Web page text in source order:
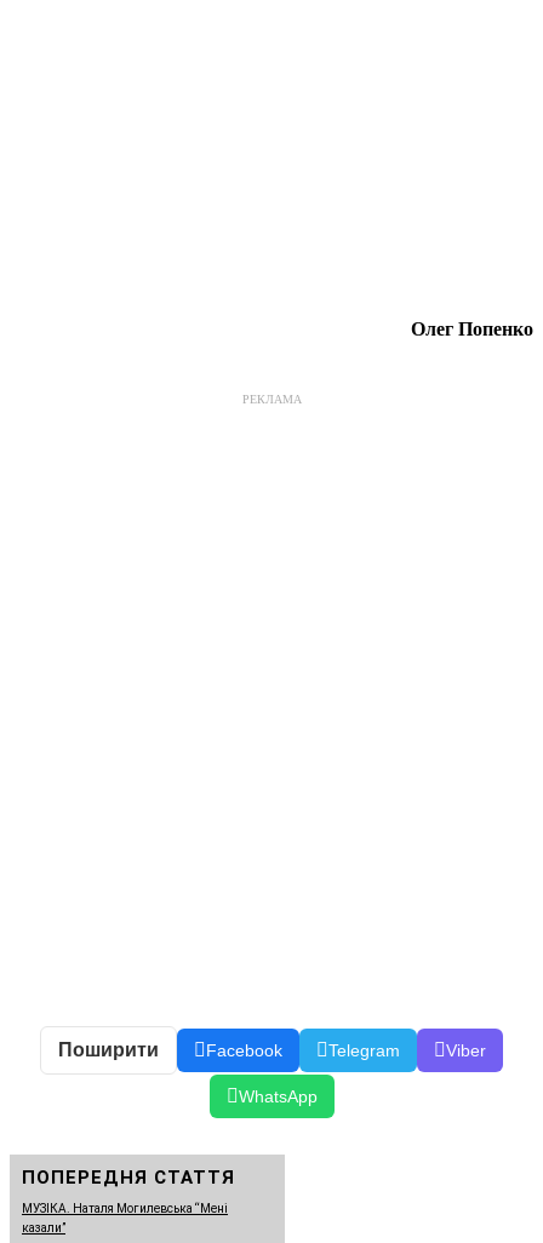
Олег Попенко
РЕКЛАМА
Поширити Facebook Telegram Viber
WhatsApp
ПОПЕРЕДНЯ СТАТТЯ
МУЗІКА. Наталя Могилевська “Мені
казали”